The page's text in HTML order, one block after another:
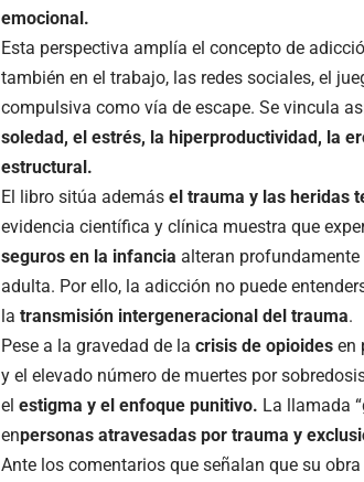
emocional.
Esta perspectiva amplía el concepto de
también en el trabajo, las redes sociales, el
compulsiva como vía de escape. Se vincula
soledad, el estrés, la hiperproductividad, la
estructural.
El libro sitúa además el trauma y las heridas
evidencia científica y clínica muestra que
seguros en la infancia alteran
adulta. Por ello, la adicción no puede
la transmisión intergeneracional del trauma.
Pese a la gravedad de la crisis de opioides en
y el elevado número de muertes por
el estigma y el enfoque punitivo. La llamada
enpersonas atravesadas por trauma y
Ante los comentarios que señalan que su